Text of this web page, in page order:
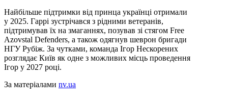
Найбільше підтримки від принца українці отримали
у 2025. Гаррі зустрічався з рідними ветеранів,
підтримував їх на змаганнях, позував зі стягом Free
Azovstal Defenders, а також одягнув шеврон бригади
НГУ Рубіж. За чутками, команда Ігор Нескорених
розглядає Київ як одне з можливих місць проведення
Ігор у 2027 році.
За матеріалами nv.ua